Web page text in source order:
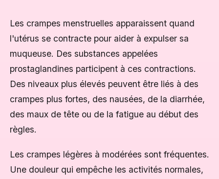
Les crampes menstruelles apparaissent quand
l'utérus se contracte pour aider à expulser sa
muqueuse. Des substances appelées
prostaglandines participent à ces contractions.
Des niveaux plus élevés peuvent être liés à des
crampes plus fortes, des nausées, de la diarrhée,
des maux de tête ou de la fatigue au début des
règles.
Les crampes légères à modérées sont fréquentes.
Une douleur qui empêche les activités normales,